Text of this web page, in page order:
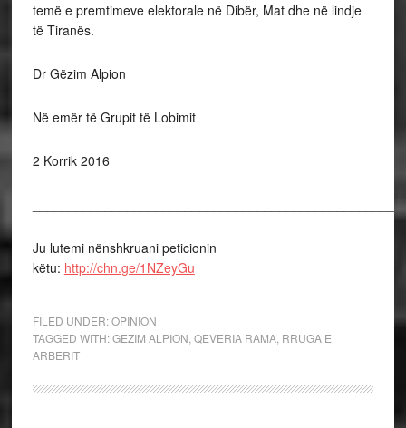
temë e premtimeve elektorale në Dibër, Mat dhe në lindje
të Tiranës.
Dr Gëzim Alpion
Në emër të Grupit të Lobimit
2 Korrik 2016
Ju lutemi nënshkruani peticionin
këtu: http://chn.ge/1NZeyGu
FILED UNDER:OPINION
TAGGED WITH:GEZIM ALPION QEVERIA RAMA, RRUGA E
ARBERIT